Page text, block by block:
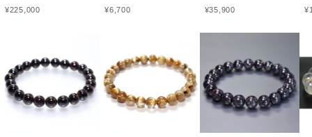
¥225,000 ¥6,700 ¥35,900 ¥